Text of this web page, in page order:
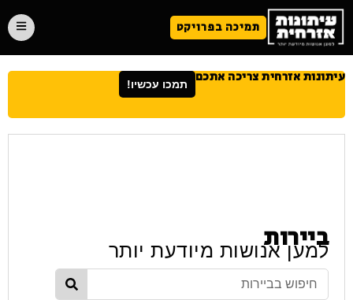
תמיכה בפרויקט
עיתונות אזרחית צריכה אתכם תמכו עכשיו!
ביירות
למען אנושות מיודעת יותר